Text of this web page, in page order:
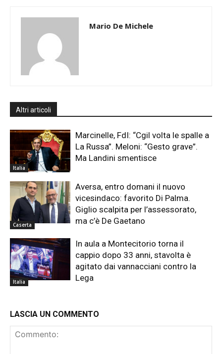
Mario De Michele
Altri articoli
Italia
Marcinelle, FdI: “Cgil volta le spalle a
La Russa”. Meloni: “Gesto grave”.
Ma Landini smentisce
Caserta
Aversa, entro domani il nuovo
vicesindaco: favorito Di Palma.
Giglio scalpita per l’assessorato,
ma c’è De Gaetano
Italia
In aula a Montecitorio torna il
cappio dopo 33 anni, stavolta è
agitato dai vannacciani contro la
Lega
LASCIA UN COMMENTO